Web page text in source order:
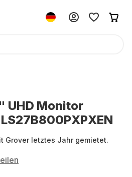
UHD Monitor
Grover letztes Jahr gemietet.